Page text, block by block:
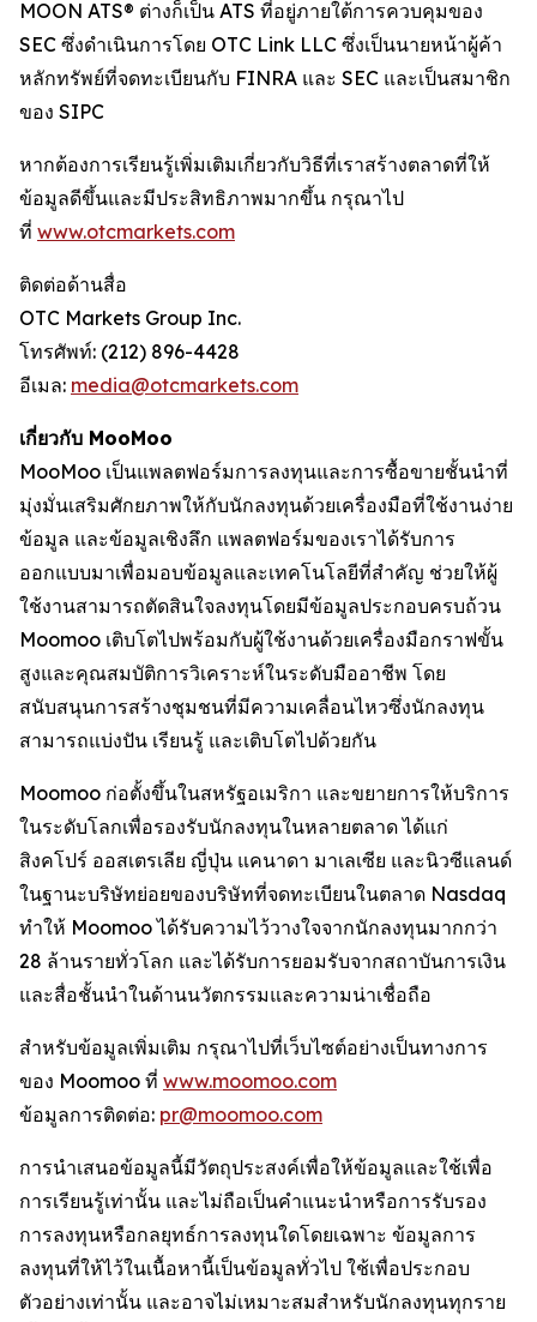
MOON ATS® ต่างก็เป็น ATS ที่อยู่ภายใต้การควบคุมของ
SEC ซึ่งดำเนินการโดย OTC Link LLC ซึ่งเป็นนายหน้าผู้ค้า
หลักทรัพย์ที่จดทะเบียนกับ FINRA และ SEC และเป็นสมาชิก
ของ SIPC
หากต้องการเรียนรู้เพิ่มเติมเกี่ยวกับวิธีที่เราสร้างตลาดที่ให้
ข้อมูลดีขึ้นและมีประสิทธิภาพมากขึ้น กรุณาไป
ที่ www.otcmarkets.com
ติดต่อด้านสื่อ
OTC Markets Group Inc.
โทรศัพท์: (212) 896-4428
อีเมล: media@otcmarkets.com
เกี่ยวกับ MooMoo
MooMoo เป็นแพลตฟอร์มการลงทุนและการซื้อขายชั้นนำที่
มุ่งมั่นเสริมศักยภาพให้กับนักลงทุนด้วยเครื่องมือที่ใช้งานง่าย
ข้อมูล และข้อมูลเชิงลึก แพลตฟอร์มของเราได้รับการ
ออกแบบมาเพื่อมอบข้อมูลและเทคโนโลยีที่สำคัญ ช่วยให้ผู้
ใช้งานสามารถตัดสินใจลงทุนโดยมีข้อมูลประกอบครบถ้วน
Moomoo เติบโตไปพร้อมกับผู้ใช้งานด้วยเครื่องมือกราฟขั้น
สูงและคุณสมบัติการวิเคราะห์ในระดับมืออาชีพ โดย
สนับสนุนการสร้างชุมชนที่มีความเคลื่อนไหวซึ่งนักลงทุน
สามารถแบ่งปัน เรียนรู้ และเติบโตไปด้วยกัน
Moomoo ก่อตั้งขึ้นในสหรัฐอเมริกา และขยายการให้บริการ
ในระดับโลกเพื่อรองรับนักลงทุนในหลายตลาด ได้แก่
สิงคโปร์ ออสเตรเลีย ญี่ปุ่น แคนาดา มาเลเซีย และนิวซีแลนด์
ในฐานะบริษัทย่อยของบริษัทที่จดทะเบียนในตลาด Nasdaq
ทำให้ Moomoo ได้รับความไว้วางใจจากนักลงทุนมากกว่า
28 ล้านรายทั่วโลก และได้รับการยอมรับจากสถาบันการเงิน
และสื่อชั้นนำในด้านนวัตกรรมและความน่าเชื่อถือ
สำหรับข้อมูลเพิ่มเติม กรุณาไปที่เว็บไซต์อย่างเป็นทางการ
ของ Moomoo ที่ www.moomoo.com
ข้อมูลการติดต่อ: pr@moomoo.com
การนำเสนอข้อมูลนี้มีวัตถุประสงค์เพื่อให้ข้อมูลและใช้เพื่อ
การเรียนรู้เท่านั้น และไม่ถือเป็นคำแนะนำหรือการรับรอง
การลงทุนหรือกลยุทธ์การลงทุนใดโดยเฉพาะ ข้อมูลการ
ลงทุนที่ให้ไว้ในเนื้อหานี้เป็นข้อมูลทั่วไป ใช้เพื่อประกอบ
ตัวอย่างเท่านั้น และอาจไม่เหมาะสมสำหรับนักลงทุนทุกราย